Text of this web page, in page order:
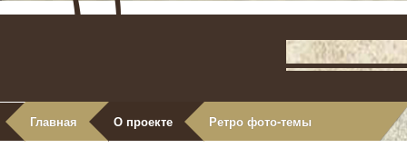
Главная О проекте Ретро фото-темы